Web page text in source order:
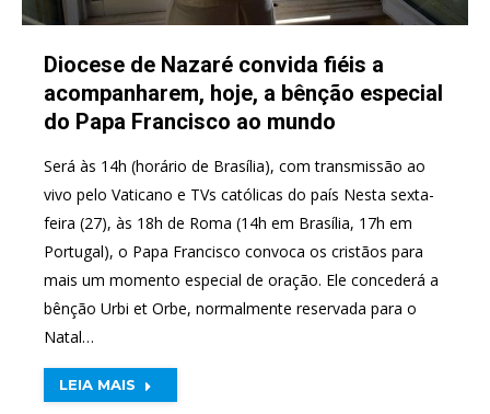
Diocese de Nazaré convida fiéis a
acompanharem, hoje, a bênção especial
do Papa Francisco ao mundo
Será às 14h (horário de Brasília), com transmissão ao
vivo pelo Vaticano e TVs católicas do país Nesta sexta-
feira (27), às 18h de Roma (14h em Brasília, 17h em
Portugal), o Papa Francisco convoca os cristãos para
mais um momento especial de oração. Ele concederá a
bênção Urbi et Orbe, normalmente reservada para o
Natal…
LEIA MAIS